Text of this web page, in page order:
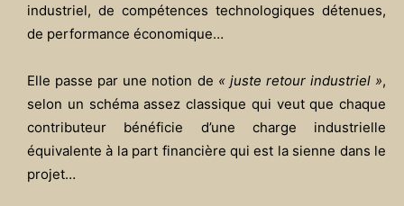
industriel, de compétences technologiques détenues,
de performance économique…
Elle passe par une notion de « juste retour industriel »,
selon un schéma assez classique qui veut que chaque
contributeur bénéficie d’une charge industrielle
équivalente à la part financière qui est la sienne dans le
projet…